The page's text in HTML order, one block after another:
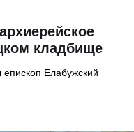
кладбище
епископ Елабужский